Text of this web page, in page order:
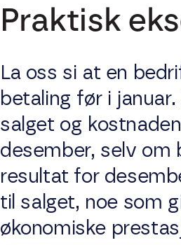
Praktisk
La oss si at en
betaling før i
salget og
desember, selv om
resultat for
til salget, noe som
økonomiske